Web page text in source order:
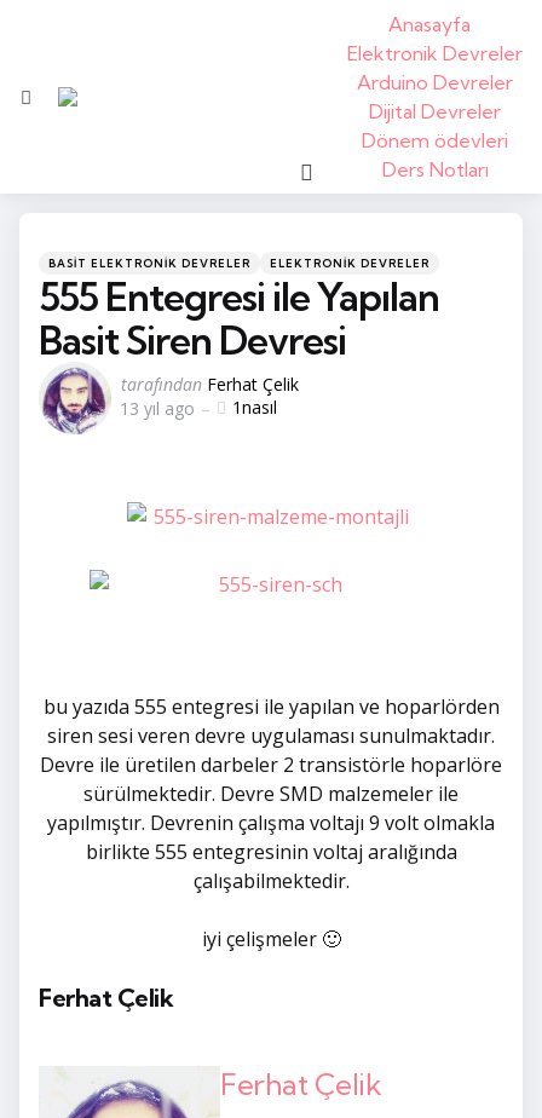
Menü
Anasayfa
Elektronik Devreler
Arduino Devreler
Dijital Devreler
Dönem ödevleri
Ders Notları
kategoriler
Posted
BASIT ELEKTRONIK DEVRELER ELEKTRONIK DEVRELER
555 Entegresi ile Yapılan
Basit Siren Devresi
tarafından
yayınlandı
tarafından Ferhat Çelik
13 yıl ago
1nasıl
bu yazıda 555 entegresi ile yapılan ve hoparlörden
siren sesi veren devre uygulaması sunulmaktadır.
Devre ile üretilen darbeler 2 transistörle hoparlöre
sürülmektedir. Devre SMD malzemeler ile
yapılmıştır. Devrenin çalışma voltajı 9 volt olmakla
birlikte 555 entegresinin voltaj aralığında
çalışabilmektedir.
iyi çelişmeler 🙂
Ferhat Çelik
Ferhat Çelik